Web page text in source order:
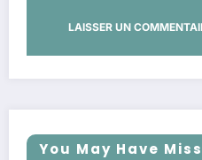
You May Have